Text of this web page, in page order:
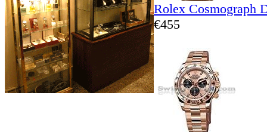
Rolex Cosmograph
€455